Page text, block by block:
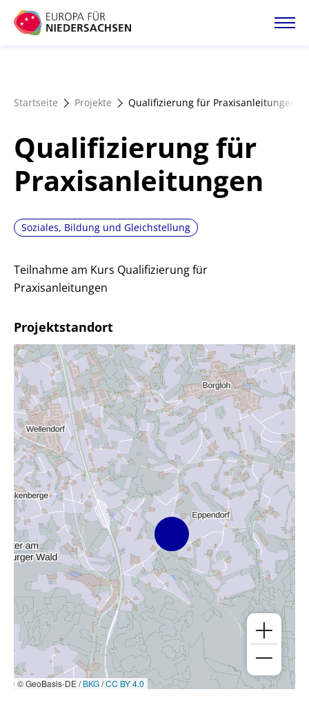
Direkt
zum
Förderangebote
Startseite Projekte Qualifizierung für Praxisanleitungen
Qualifizierung für
Praxisanleitungen
Soziales, Bildung und Gleichstellung
Teilnahme am Kurs Qualifizierung für
Praxisanleitungen
Projektstandort
© GeoBasis-DE /BKG/CC BY 4.0